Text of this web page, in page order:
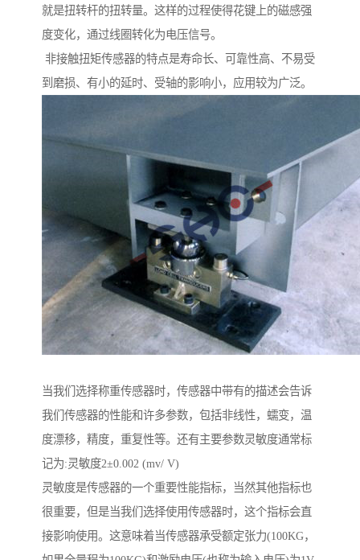
就是扭转杆的扭转量。这样的过程使得花键上的磁感强
度变化，通过线圈转化为电压信号。
非接触扭矩传感器的特点是寿命长、可靠性高、不易受
到磨损、有小的延时、受轴的影响小，应用较为广泛。
当我们选择称重传感器时，传感器中带有的描述会告诉
我们传感器的性能和许多参数，包括非线性，蠕变，温
度漂移，精度，重复性等。还有主要参数灵敏度通常标
记为:灵敏度2±0.002 (mv/ V)
灵敏度是传感器的一个重要性能指标，当然其他指标也
很重要，但是当我们选择使用传感器时，这个指标会直
接影响使用。这意味着当传感器承受额定张力(100KG，